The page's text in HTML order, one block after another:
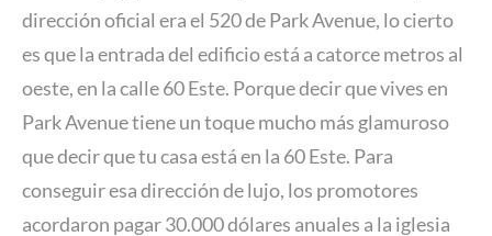
dirección oficial era el 520 de Park Avenue, lo cierto
es que la entrada del edificio está a catorce metros al
oeste, en la calle 60 Este. Porque decir que vives en
Park Avenue tiene un toque mucho más glamuroso
que decir que tu casa está en la 60 Este. Para
conseguir esa dirección de lujo, los promotores
acordaron pagar 30.000 dólares anuales a la iglesia